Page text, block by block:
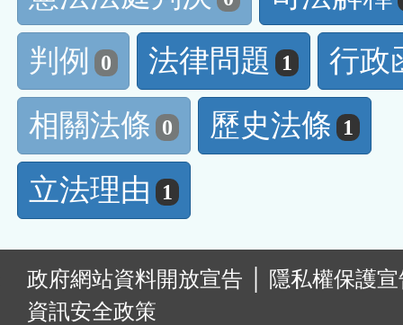
判例
0 法律問題 1
行政
相關法條 0 歷史法條 1
立法理由 1
政府網站資料開放宣告
隱私權保護
資訊安全政策